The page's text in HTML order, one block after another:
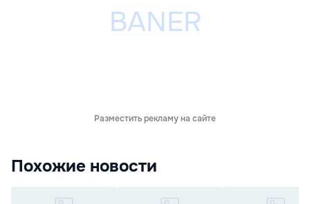
Разместить рекламу на сайте
Похожие новости